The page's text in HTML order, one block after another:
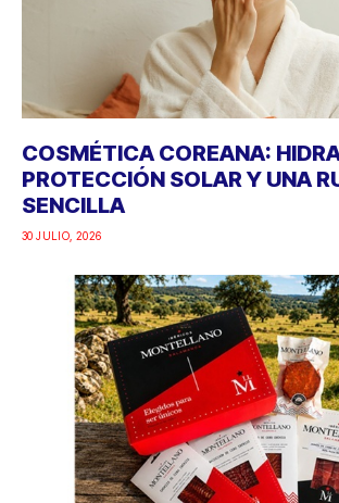
COSMÉTICA COREANA:
PROTECCIÓN SOLAR Y UNA
SENCILLA
30 JULIO, 2026